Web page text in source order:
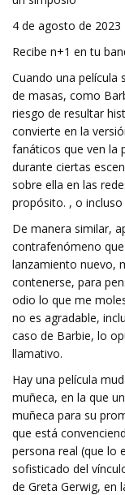
4 de agosto de 2023
Recibe n+1 en tu
Cuando una película
de masas, como
riesgo de resultar
convierte en la
fanáticos que ven la
durante ciertas
sobre ella en las
propósito. , o
De manera similar,
contrafenómeno
lanzamiento nuevo,
contenerse, para
odio lo que me
no es agradable,
caso de Barbie, lo
llamativo.
Hay una película
muñeca, en la que
muñeca para su
que está
persona real (que lo
sofisticado del
de Greta Gerwig, en